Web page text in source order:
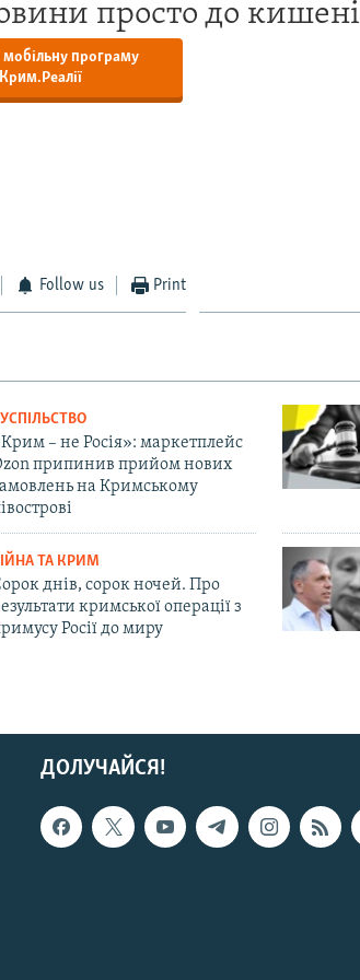
просто до кишені
програму
Крим.Реалії
Follow us Print
– не Росія»: маркетплейс
припинив прийом нових
на Кримському
ТА КРИМ
днів, сорок ночей. Про
кримської операції з
Росії до миру
ДОЛУЧАЙСЯ!